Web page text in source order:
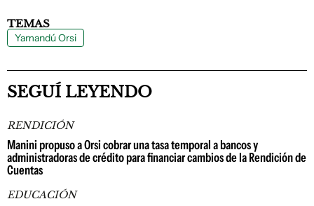
TEMAS
Yamandú Orsi
SEGUÍ LEYENDO
RENDICIÓN
Manini propuso a Orsi cobrar una tasa temporal a bancos y
administradoras de crédito para financiar cambios de la Rendición de
Cuentas
EDUCACIÓN